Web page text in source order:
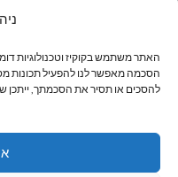
האתר משתמש בקוקיז וטכנולוגיות
הסכמה מאפשר לנו להפעיל תכונות
להסכים או תסיר את הסכמתך, ייתכן